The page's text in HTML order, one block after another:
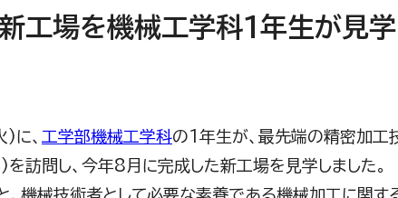
新工場を機械工学科1年生が見学
、 工学部機械工学科の1年生が、最先端の精密加工
訪問し、今年8月に完成した新工場を見学しました。
機械技術者として必要な素養である機械加工に関する